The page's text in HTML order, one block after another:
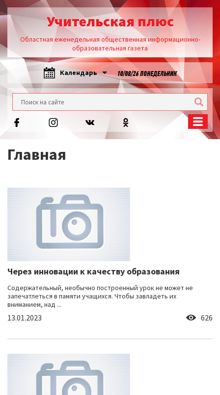
Учительская плюс
Областная еженедельная общественная информационно-
образовательная газета
Календарь 10/08/26 ПОНЕДЕЛЬНИК
Главная
Через инновации к качеству образования
Содержательный, необычно построенный урок не может не
запечатлеться в памяти учащихся. Чтобы завладеть их
вниманием, над ...
13.01.2023 626